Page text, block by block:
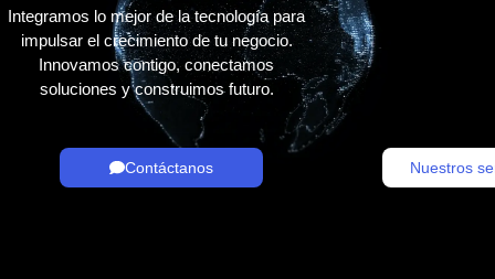
Integramos lo mejor de la tecnología para
impulsar el crecimiento de tu negocio.
Innovamos contigo, conectamos
soluciones y construimos futuro.
Contáctanos Nuestros